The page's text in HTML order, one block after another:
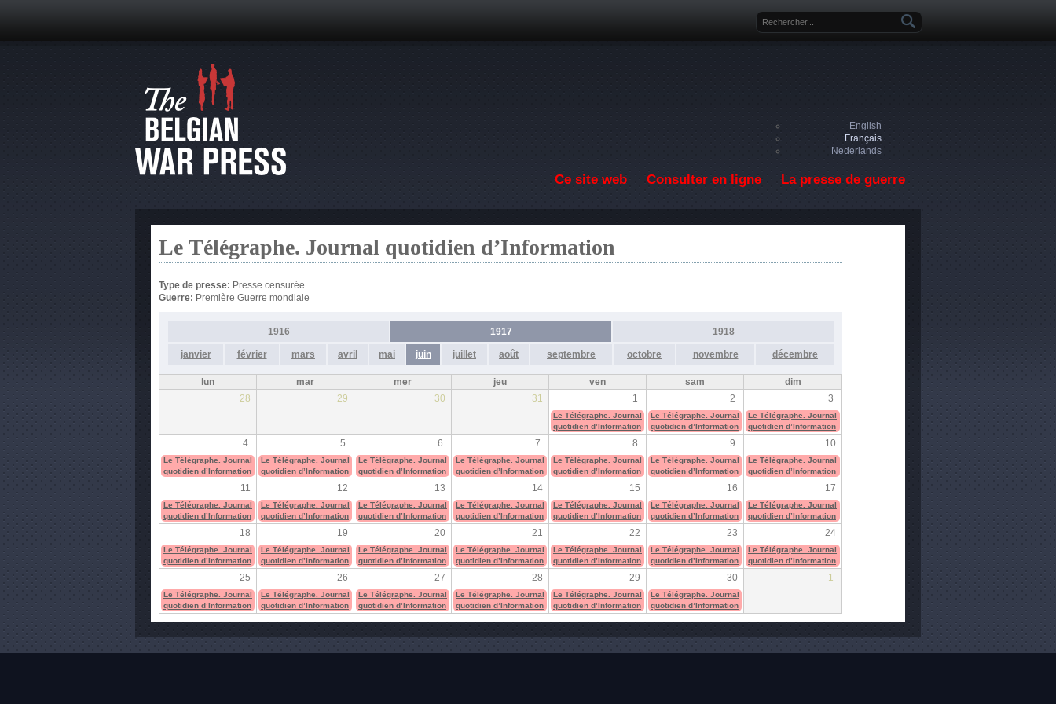
Formulaire de recherche
English
Français
Nederlands
Ce site web Consulter en ligne La presse de guerre
Le Télégraphe. Journal quotidien d’Information
Type de presse: Presse censurée
Guerre: Première Guerre mondiale
1916 1917 1918
janvier février mars avril mai juin juillet août septembre octobre novembre décembre
lun mar mer jeu ven sam
dim
28
29 30 31 1 2 3
Le Télégraphe. Journal
quotidien d’Information
Le Télégraphe. Journal
quotidien d’Information
Le Télégraphe. Journal
quotidien d’Information
4 5 6 7 8 9 10
Le Télégraphe. Journal
quotidien d’Information
Le Télégraphe. Journal
quotidien d’Information
Le Télégraphe. Journal
quotidien d’Information
Le Télégraphe. Journal
quotidien d’Information
Le Télégraphe. Journal
quotidien d’Information
Le Télégraphe. Journal
quotidien d’Information
Le Télégraphe. Journal
quotidien d’Information
11 12 13 14 15 16 17
Le Télégraphe. Journal
quotidien d’Information
Le Télégraphe. Journal
quotidien d’Information
Le Télégraphe. Journal
quotidien d’Information
Le Télégraphe. Journal
quotidien d’Information
Le Télégraphe. Journal
quotidien d’Information
Le Télégraphe. Journal
quotidien d’Information
Le Télégraphe. Journal
quotidien d’Information
18 19 20 21 22 23 24
Le Télégraphe. Journal
quotidien d’Information
Le Télégraphe. Journal
quotidien d’Information
Le Télégraphe. Journal
quotidien d’Information
Le Télégraphe. Journal
quotidien d’Information
Le Télégraphe. Journal
quotidien d’Information
Le Télégraphe. Journal
quotidien d’Information
Le Télégraphe. Journal
quotidien d’Information
25 26 27 28 29 30 1
Le Télégraphe. Journal
quotidien d’Information
Le Télégraphe. Journal
quotidien d’Information
Le Télégraphe. Journal
quotidien d’Information
Le Télégraphe. Journal
quotidien d’Information
Le Télégraphe. Journal
quotidien d’Information
Le Télégraphe. Journal
quotidien d’Information